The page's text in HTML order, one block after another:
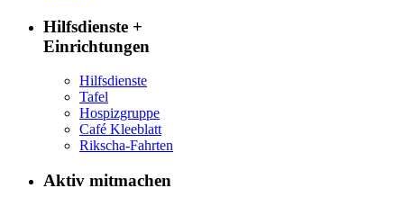
Hilfsdienste +
Einrichtungen
Hilfsdienste
Tafel
Hospizgruppe
Café Kleeblatt
Rikscha-Fahrten
Aktiv mitmachen